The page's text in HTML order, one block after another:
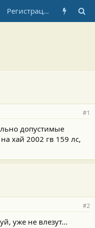
Регистрация
#1
допустимые
хай 2002 гв 159 лс,
#2
уже не влезут...